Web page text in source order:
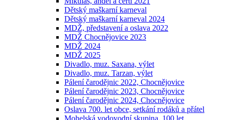
Dětský maškarní karneval
Dětský maškarní karneval 2024
MDŽ, představení a oslava 2022
MDŽ Chocnějovice 2023
MDŽ 2024
MDŽ 2025
Divadlo, muz. Saxana, výlet
Divadlo, muz. Tarzan, výlet
Pálení čarodějnic 2022, Chocnějovice
Pálení čarodějnic 2023, Chocnějovice
Pálení čarodějnic 2024, Chocnějovice
Oslava 700. let obce, setkání rodáků a přátel
Mohelská vodovodní skupina, 100 let